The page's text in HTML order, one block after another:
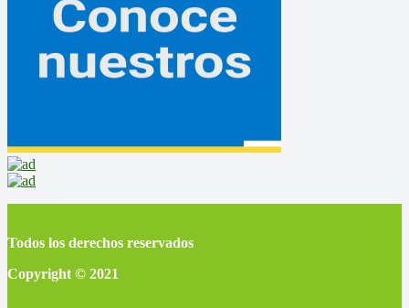
Todos los derechos reservados
Copyright © 2021